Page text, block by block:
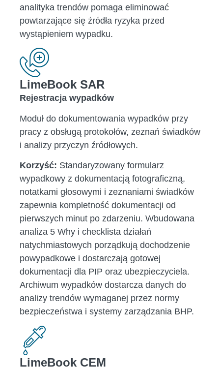
analityka trendów pomaga eliminować
powtarzające się źródła ryzyka przed
wystąpieniem wypadku.
LimeBook SAR
Rejestracja wypadków
Moduł do dokumentowania wypadków przy
pracy z obsługą protokołów, zeznań świadków
i analizy przyczyn źródłowych.
Korzyść: Standaryzowany formularz
wypadkowy z dokumentacją fotograficzną,
notatkami głosowymi i zeznaniami świadków
zapewnia kompletność dokumentacji od
pierwszych minut po zdarzeniu. Wbudowana
analiza 5 Why i checklista działań
natychmiastowych porządkują dochodzenie
powypadkowe i dostarczają gotowej
dokumentacji dla PIP oraz ubezpieczyciela.
Archiwum wypadków dostarcza danych do
analizy trendów wymaganej przez normy
bezpieczeństwa i systemy zarządzania BHP.
LimeBook CEM